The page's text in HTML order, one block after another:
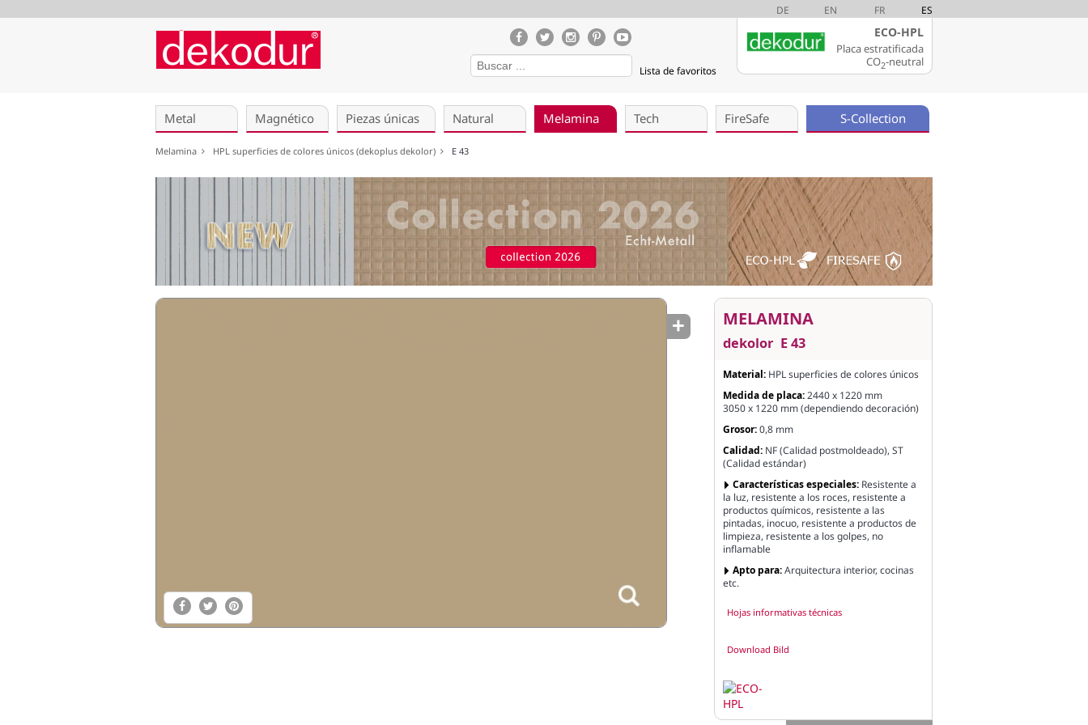
DE EN FR ES
Lista de favoritos
ECO-HPL
Placa estratificada
CO2-neutral
Metal Magnético Piezas únicas Natural Melamina Tech FireSafe S-Collection
Melamina HPL superficies de colores únicos (dekoplus dekolor) E 43
MELAMINA
dekolor E 43
Material: HPL superficies de colores únicos
Medida de placa:2440 x 1220 mm
3050 x 1220 mm (dependiendo decoración)
Grosor:0,8 mm
Calidad: NF (Calidad postmoldeado), ST
(Calidad estándar)
Características especiales: Resistente a
la luz, resistente a los roces, resistente a
productos químicos, resistente a las
pintadas, inocuo, resistente a productos de
limpieza, resistente a los golpes, no
inflamable
Apto para:Arquitectura interior, cocinas
etc.
Hojas informativas técnicas
Download Bild